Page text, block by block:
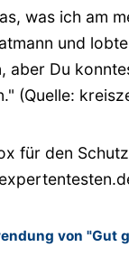
was ich am
und
aber Du
(Quelle:
für den
von "Gut